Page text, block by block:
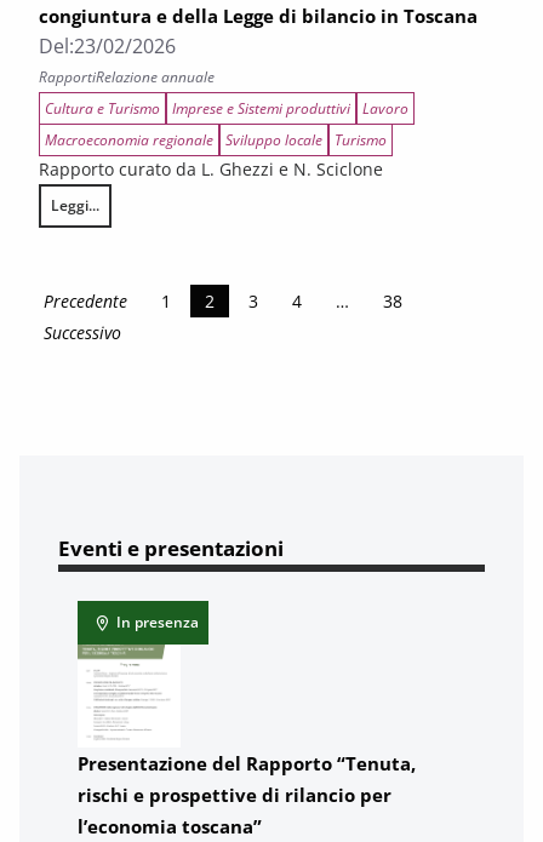
congiuntura e della Legge di bilancio in Toscana
Del:23/02/2026
RapportiRelazione annuale
Cultura e Turismo Imprese e Sistemi produttivi Lavoro
Macroeconomia regionale Sviluppo locale Turismo
Rapporto curato da L. Ghezzi e N. Sciclone
Leggi...
Tra incertezza e segnali di tenuta: i riflessi della congiuntura e della
Precedente 1 2 3 4 …
38
Successivo
Eventi e presentazioni
In presenza
Presentazione del Rapporto “Tenuta,
rischi e prospettive di rilancio per
l’economia toscana”